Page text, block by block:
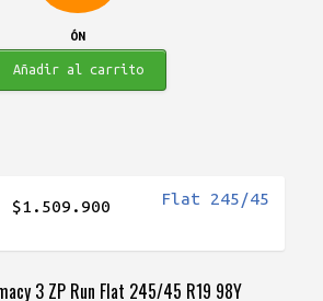
ÓN
Añadir al carrito
3 ZP Run Flat 245/45 R19 98Y
El$1.509.900El
es: